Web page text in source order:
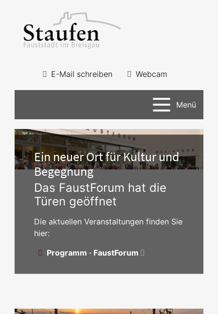
E-Mail schreiben Webcam
Menü
Ein neuer Ort für Kultur und
Begegnung
Das FaustForum hat die
Türen geöffnet
Die aktuellen Veranstaltungen finden Sie
hier:
Programm · FaustForum